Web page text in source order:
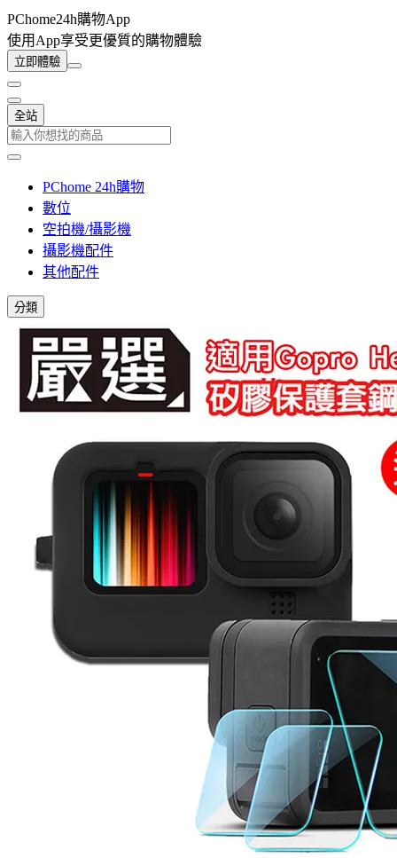
PChome24h購物App
使用App享受更優質的購物體驗
立即體驗
全站
PChome 24h購物
數位
空拍機/攝影機
攝影機配件
其他配件
分類